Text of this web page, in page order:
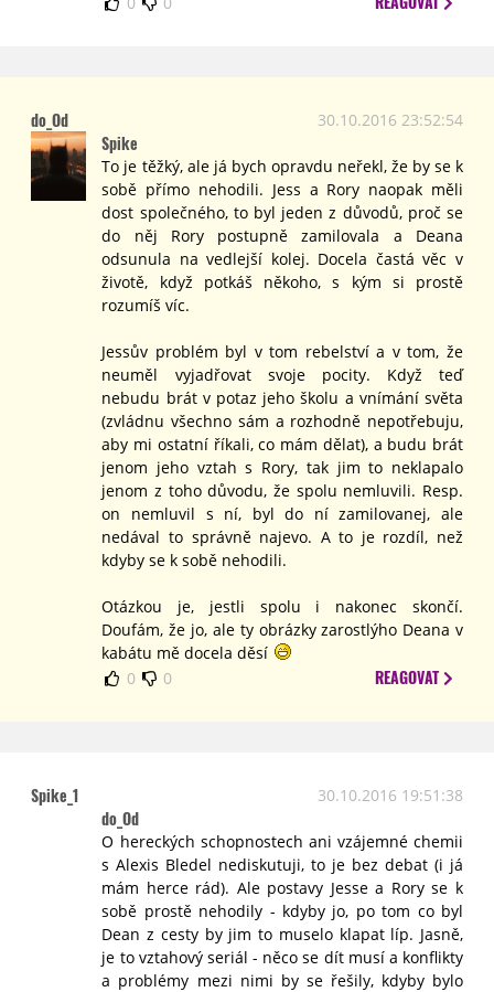
do_Od 30.10.2016 23:52:54
Spike
To je těžký, ale já bych opravdu neřekl, že by se k
sobě přímo nehodili. Jess a Rory naopak měli
dost společného, to byl jeden z důvodů, proč se
do něj Rory postupně zamilovala a Deana
odsunula na vedlejší kolej. Docela častá věc v
životě, když potkáš někoho, s kým si prostě
rozumíš víc.
Jessův problém byl v tom rebelství a v tom, že
neuměl vyjadřovat svoje pocity. Když teď
nebudu brát v potaz jeho školu a vnímání světa
(zvládnu všechno sám a rozhodně nepotřebuju,
aby mi ostatní říkali, co mám dělat), a budu brát
jenom jeho vztah s Rory, tak jim to neklapalo
jenom z toho důvodu, že spolu nemluvili. Resp.
on nemluvil s ní, byl do ní zamilovanej, ale
nedával to správně najevo. A to je rozdíl, než
kdyby se k sobě nehodili.
Otázkou je, jestli spolu i nakonec skončí.
Doufám, že jo, ale ty obrázky zarostlýho Deana v
kabátu mě docela děsí
0
0 REAGOVAT
Spike_1 30.10.2016 19:51:38
do_Od
O hereckých schopnostech ani vzájemné chemii
s Alexis Bledel nediskutuji, to je bez debat (i já
mám herce rád). Ale postavy Jesse a Rory se k
sobě prostě nehodily - kdyby jo, po tom co byl
Dean z cesty by jim to muselo klapat líp. Jasně,
je to vztahový seriál - něco se dít musí a konflikty
a problémy mezi nimi by se řešily, kdyby bylo